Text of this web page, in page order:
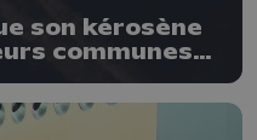
son kérosène
communes